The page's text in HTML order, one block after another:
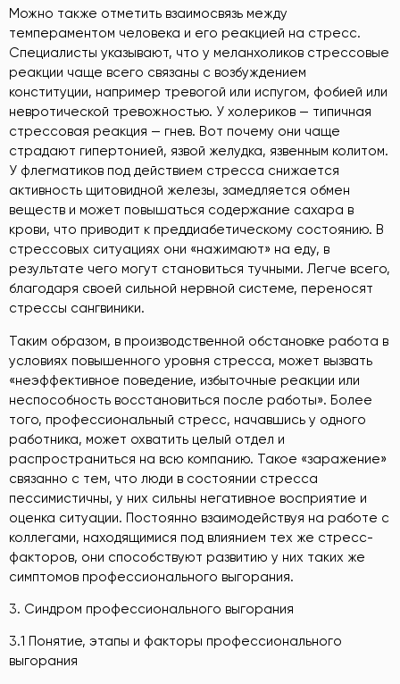
Можно также отметить взаимосвязь между
темпераментом человека и его реакцией на стресс.
Специалисты указывают, что у меланхоликов стрессовые
реакции чаще всего связаны с возбуждением
конституции, например тревогой или испугом, фобией или
невротической тревожностью. У холериков — типичная
стрессовая реакция — гнев. Вот почему они чаще
страдают гипертонией, язвой желудка, язвенным колитом.
У флегматиков под действием стресса снижается
активность щитовидной железы, замедляется обмен
веществ и может повышаться содержание сахара в
крови, что приводит к преддиабетическому состоянию. В
стрессовых ситуациях они «нажимают» на еду, в
результате чего могут становиться тучными. Легче всего,
благодаря своей сильной нервной системе, переносят
стрессы сангвиники.
Таким образом, в производственной обстановке работа в
условиях повышенного уровня стресса, может вызвать
«неэффективное поведение, избыточные реакции или
неспособность восстановиться после работы». Более
того, профессиональный стресс, начавшись у одного
работника, может охватить целый отдел и
распространиться на всю компанию. Такое «заражение»
связанно с тем, что люди в состоянии стресса
пессимистичны, у них сильны негативное восприятие и
оценка ситуации. Постоянно взаимодействуя на работе с
коллегами, находящимися под влиянием тех же стресс-
факторов, они способствуют развитию у них таких же
симптомов профессионального выгорания.
3. Синдром профессионального выгорания
3.1 Понятие, этапы и факторы профессионального
выгорания